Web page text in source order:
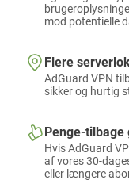
mod potentielle
Flere
AdGuard VPN
sikker og hurtig
Penge-tilbage
Hvis AdGuard
af vores 30-
eller længere